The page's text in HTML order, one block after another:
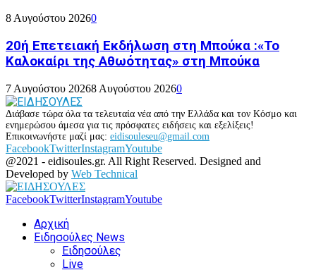
8 Αυγούστου 20260
20ή Επετειακή Εκδήλωση στη Μπούκα :«Το
Καλοκαίρι της Αθωότητας» στη Μπούκα
7 Αυγούστου 20268 Αυγούστου 20260
Διάβασε τώρα όλα τα τελευταία νέα από την Ελλάδα και τον Κόσμο και
ενημερώσου άμεσα για τις πρόσφατες ειδήσεις και εξελίξεις!
Επικοινωνήστε μαζί μας: eidisouleseu@gmail.com
FacebookTwitterInstagramYoutube
@2021 - eidisoules.gr. All Right Reserved. Designed and
Developed by Web Technical
FacebookTwitterInstagramYoutube
Αρχική
Ειδησούλες News
Ειδησούλες
Live